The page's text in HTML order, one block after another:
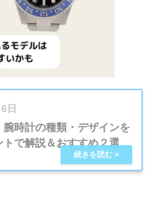
日
腕時計の種類・デザインを
トで解説＆おすすめ２選